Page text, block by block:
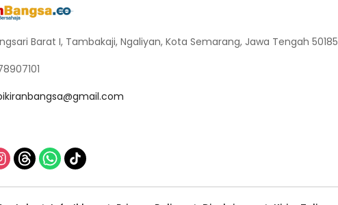
Barat I, Tambakaji, Ngaliyan, Kota Semarang, Jawa Tengah 50185